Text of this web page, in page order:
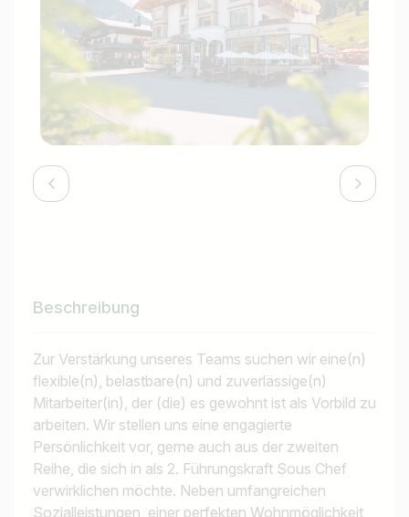
Beschreibung
Zur Verstärkung unseres Teams suchen wir eine(n)
flexible(n), belastbare(n) und zuverlässige(n)
Mitarbeiter(in), der (die) es gewohnt ist als Vorbild zu
arbeiten. Wir stellen uns eine engagierte
Persönlichkeit vor, gerne auch aus der zweiten
Reihe, die sich in als 2. Führungskraft Sous Chef
verwirklichen möchte. Neben umfangreichen
Sozialleistungen, einer perfekten Wohnmöglichkeit